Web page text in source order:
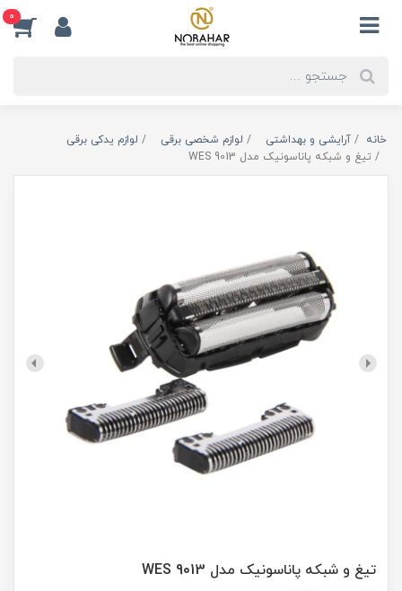
0
خانه آرایشی و بهداشتی لوازم شخصی برقی
لوازم یدکی برقی
تیغ و شبکه پاناسونیک مدل 9013 WES
تیغ و شبکه پاناسونیک مدل 9013 WES